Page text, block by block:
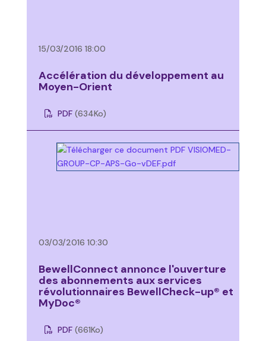
15/03/2016 18:00
Accélération du développement au
Moyen-Orient
PDF (634Ko)
03/03/2016 10:30
BewellConnect annonce l'ouverture
des abonnements aux services
révolutionnaires BewellCheck-up® et
MyDoc®
PDF (661Ko)